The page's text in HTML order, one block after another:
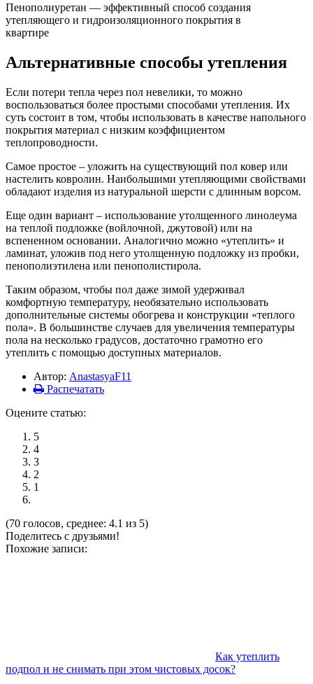
Пенополиуретан — эффективный способ создания
утепляющего и гидроизоляционного покрытия в
квартире
Альтернативные способы утепления
Если потери тепла через пол невелики, то можно
воспользоваться более простыми способами утепления. Их
суть состоит в том, чтобы использовать в качестве напольного
покрытия материал с низким коэффициентом
теплопроводности.
Самое простое – уложить на существующий пол ковер или
настелить ковролин. Наибольшими утепляющими свойствами
обладают изделия из натуральной шерсти с длинным ворсом.
Еще один вариант – использование утолщенного линолеума
на теплой подложке (войлочной, джутовой) или на
вспененном основании. Аналогично можно «утеплить» и
ламинат, уложив под него утолщенную подложку из пробки,
пенополиэтилена или пенополистирола.
Таким образом, чтобы пол даже зимой удерживал
комфортную температуру, необязательно использовать
дополнительные системы обогрева и конструкции «теплого
пола». В большинстве случаев для увеличения температуры
пола на несколько градусов, достаточно грамотно его
утеплить с помощью доступных материалов.
Автор: AnastasyaF11
Распечатать
Оцените статью:
5
4
3
2
1
(70 голосов, среднее: 4.1 из 5)
Поделитесь с друзьями!
Похожие записи:
Как утеплить
подпол и не снимать при этом чистовых досок?